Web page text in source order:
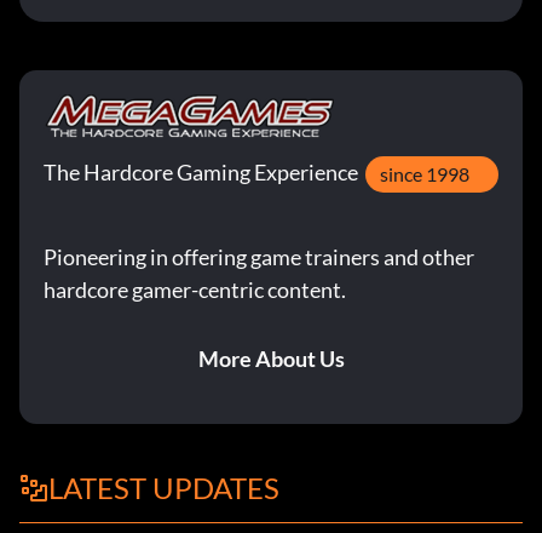
The Hardcore Gaming Experience since 1998
Pioneering in offering game trainers and other
hardcore gamer-centric content.
More About Us
LATEST UPDATES